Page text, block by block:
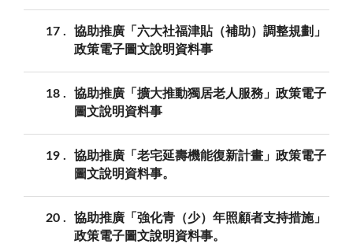
17
協助推廣「六大社福津貼（補助）調整規劃」
政策電子圖文說明資料事
18
協助推廣「擴大推動獨居老人服務」政策電子
圖文說明資料事
19
協助推廣「老宅延壽機能復新計畫」政策電子
圖文說明資料事。
20
協助推廣「強化青（少）年照顧者支持措施」
政策電子圖文說明資料事。